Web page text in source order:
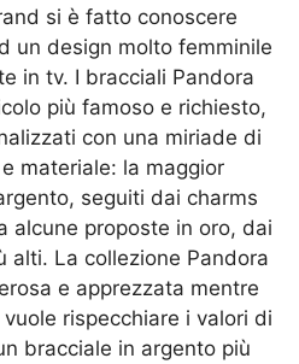
si è fatto conoscere
un design molto femminile
in tv. I bracciali Pandora
più famoso e richiesto,
con una miriade di
materiale: la maggior
seguiti dai charms
alcune proposte in oro, dai
alti. La collezione Pandora
e apprezzata mentre
rispecchiare i valori di
bracciale in argento più